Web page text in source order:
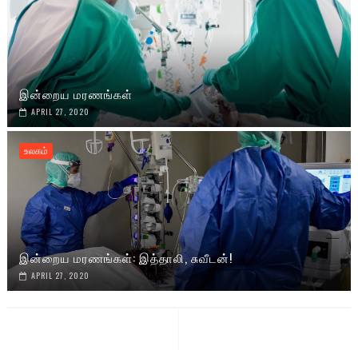
இன்றைய மரணங்கள்
APRIL 27, 2020
உலகம்
இன்றைய மரணங்கள்: இத்தாலி, சுவீடன்!
APRIL 27, 2020